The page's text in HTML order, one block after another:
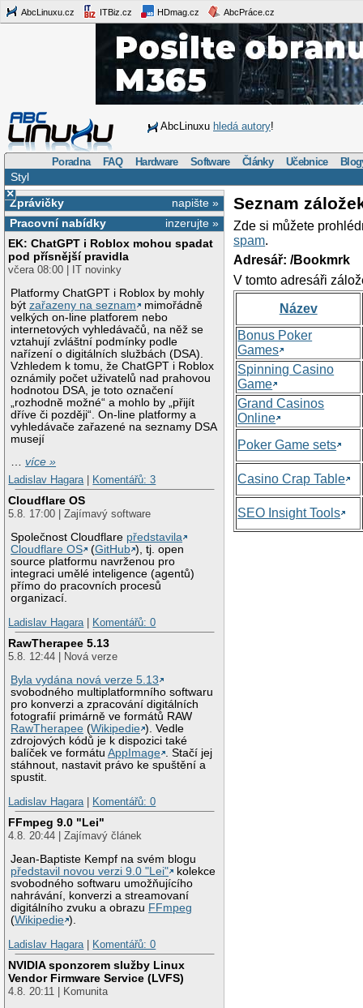
AbcLinuxu.cz ITBiz.cz HDmag.cz AbcPráce.cz
AbcLinuxu hledá autory!
Poradna FAQ Hardware Software Články Učebnice
Styl
×
napište »
Zprávičky
inzerujte »
Pracovní nabídky
EK: ChatGPT i Roblox mohou spadat
pod přísnější pravidla
včera 08:00 | IT novinky
Platformy ChatGPT i Roblox by mohly
býtzařazeny na seznam
mimořádně
velkých on-line platforem nebo
internetových vyhledávačů, na něž se
vztahují zvláštní podmínky podle
nařízení o digitálních službách (DSA).
Vzhledem k tomu, že ChatGPT i Roblox
oznámily počet uživatelů nad prahovou
hodnotou DSA, je toto označení
„rozhodně možné“ a mohlo by „přijít
dříve či později“. On-line platformy a
vyhledávače zařazené na seznamy DSA
musejí
…více »
Ladislav Hagara
Komentářů: 3
Cloudflare OS
5.8. 17:00 | Zajímavý software
Společnost Cloudflare představila
Cloudflare OS
(GitHub ), tj. open
source platformu navrženou pro
integraci umělé inteligence (agentů)
přímo do pracovních procesů
organizací.
Ladislav Hagara
Komentářů: 0
RawTherapee 5.13
5.8. 12:44 | Nová verze
Byla vydána nová verze 5.13
svobodného multiplatformního softwaru
pro konverzi a zpracování digitálních
fotografií primárně ve formátů RAW
RawTherapee (Wikipedie ). Vedle
zdrojových kódů je k dispozici také
balíček ve formátuAppImage . Stačí jej
stáhnout, nastavit právo ke spuštění a
spustit.
Ladislav Hagara
Komentářů: 0
FFmpeg 9.0 "Lei"
4.8. 20:44 | Zajímavý článek
Jean-Baptiste Kempf na svém blogu
představil novou verzi 9.0 "Lei"
kolekce
svobodného softwaru umožňujícího
nahrávání, konverzi a streamovaní
digitálního zvuku a obrazu FFmpeg
(Wikipedie ).
Ladislav Hagara
Komentářů: 0
NVIDIA sponzorem služby Linux
Vendor Firmware Service (LVFS)
4.8. 20:11 | Komunita
Seznam
Zde si můžete
spam.
Adresář: /Bookmrk
V tomto adresáři
Název
Bonus Poker
Games
Spinning Casino
Game
Grand Casinos
Online
Poker Game sets
Casino Crap Table
SEO Insight Tools